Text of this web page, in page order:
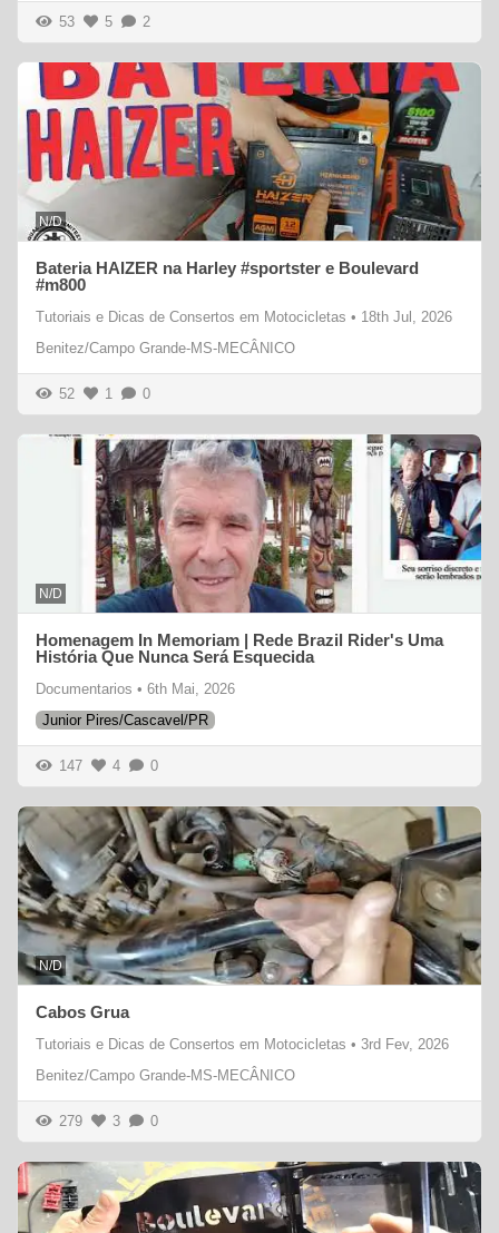
53 5 2
N/D
Bateria HAIZER na Harley #sportster e Boulevard
#m800
Tutoriais e Dicas de Consertos em Motocicletas • 18th Jul, 2026
Benitez/Campo Grande-MS-MECÂNICO
52 1 0
N/D
Homenagem In Memoriam | Rede Brazil Rider's Uma
História Que Nunca Será Esquecida
Documentarios • 6th Mai, 2026
Junior Pires/Cascavel/PR
147 4 0
N/D
Cabos Grua
Tutoriais e Dicas de Consertos em Motocicletas • 3rd Fev, 2026
Benitez/Campo Grande-MS-MECÂNICO
279 3 0